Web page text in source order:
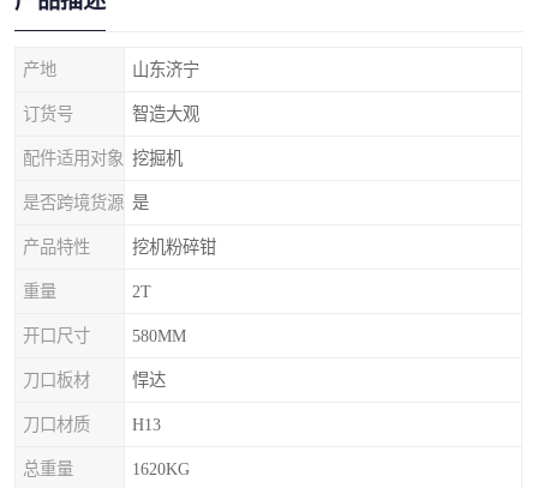
产地 山东济宁
订货号 智造大观
配件适用对象 挖掘机
是否跨境货源 是
产品特性 挖机粉碎钳
重量 2T
开口尺寸 580MM
刀口板材 悍达
刀口材质 H13
总重量 1620KG